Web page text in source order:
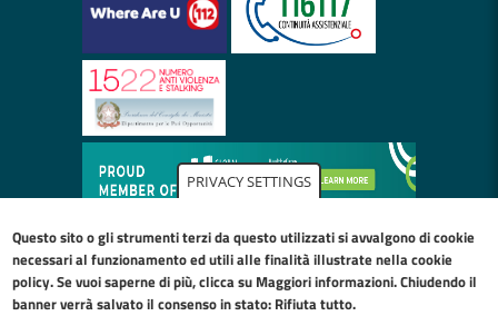
PRIVACY SETTINGS
Questo sito o gli strumenti terzi da questo utilizzati si avvalgono di cookie
necessari al funzionamento ed utili alle finalità illustrate nellacookie
policy. Se vuoi saperne di più, clicca su Maggiori informazioni. Chiudendo il
banner verrà salvato il consenso in stato: Rifiuta tutto.